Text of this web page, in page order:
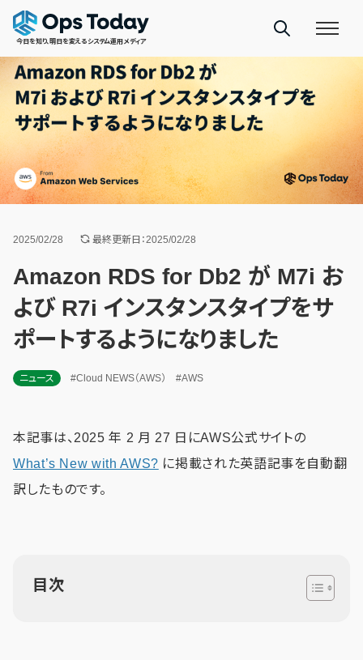
今日を知り、明日を変えるシステム運用メディア
2025/02/28 最終更新日：2025/02/28
Amazon RDS for Db2 が M7i お
よび R7i インスタンスタイプをサ
ポートするようになりました
ニュース #Cloud NEWS（AWS） #AWS
本記事は、2025 年 2 月 27 日にAWS公式サイトの
What’s New with AWS? に掲載された英語記事を自動翻
訳したものです。
目次